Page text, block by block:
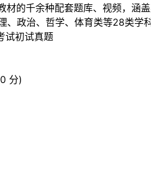
材的千余种配套题库、视频，涵
政治、哲学、体育类等28类学科
试初试真题
分)